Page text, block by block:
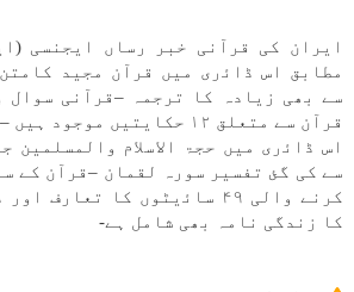
ايران كی قرآنی خبر رساں ايجنسی
مطابق اس ڈاﺋری میں قرآن مجيد
سے بھی زيادہ كا ترجمہ –قرآنی سوال
قرآن سے متعلق ۱۲ حكايتیں موجود ہیں –
اس ڈاﺋری میں حجۃ الاسلام والمسلمين
سے كی گئ تفسير سورہ لقمان –قرآن كے
كا زندگی نامہ بھی شامل ہے-